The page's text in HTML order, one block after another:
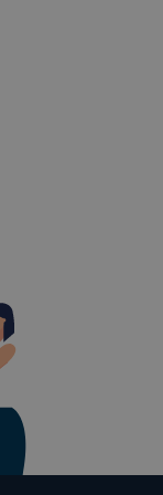
Ezek a
oldalakon
Ezen
cookie-k
Ezen